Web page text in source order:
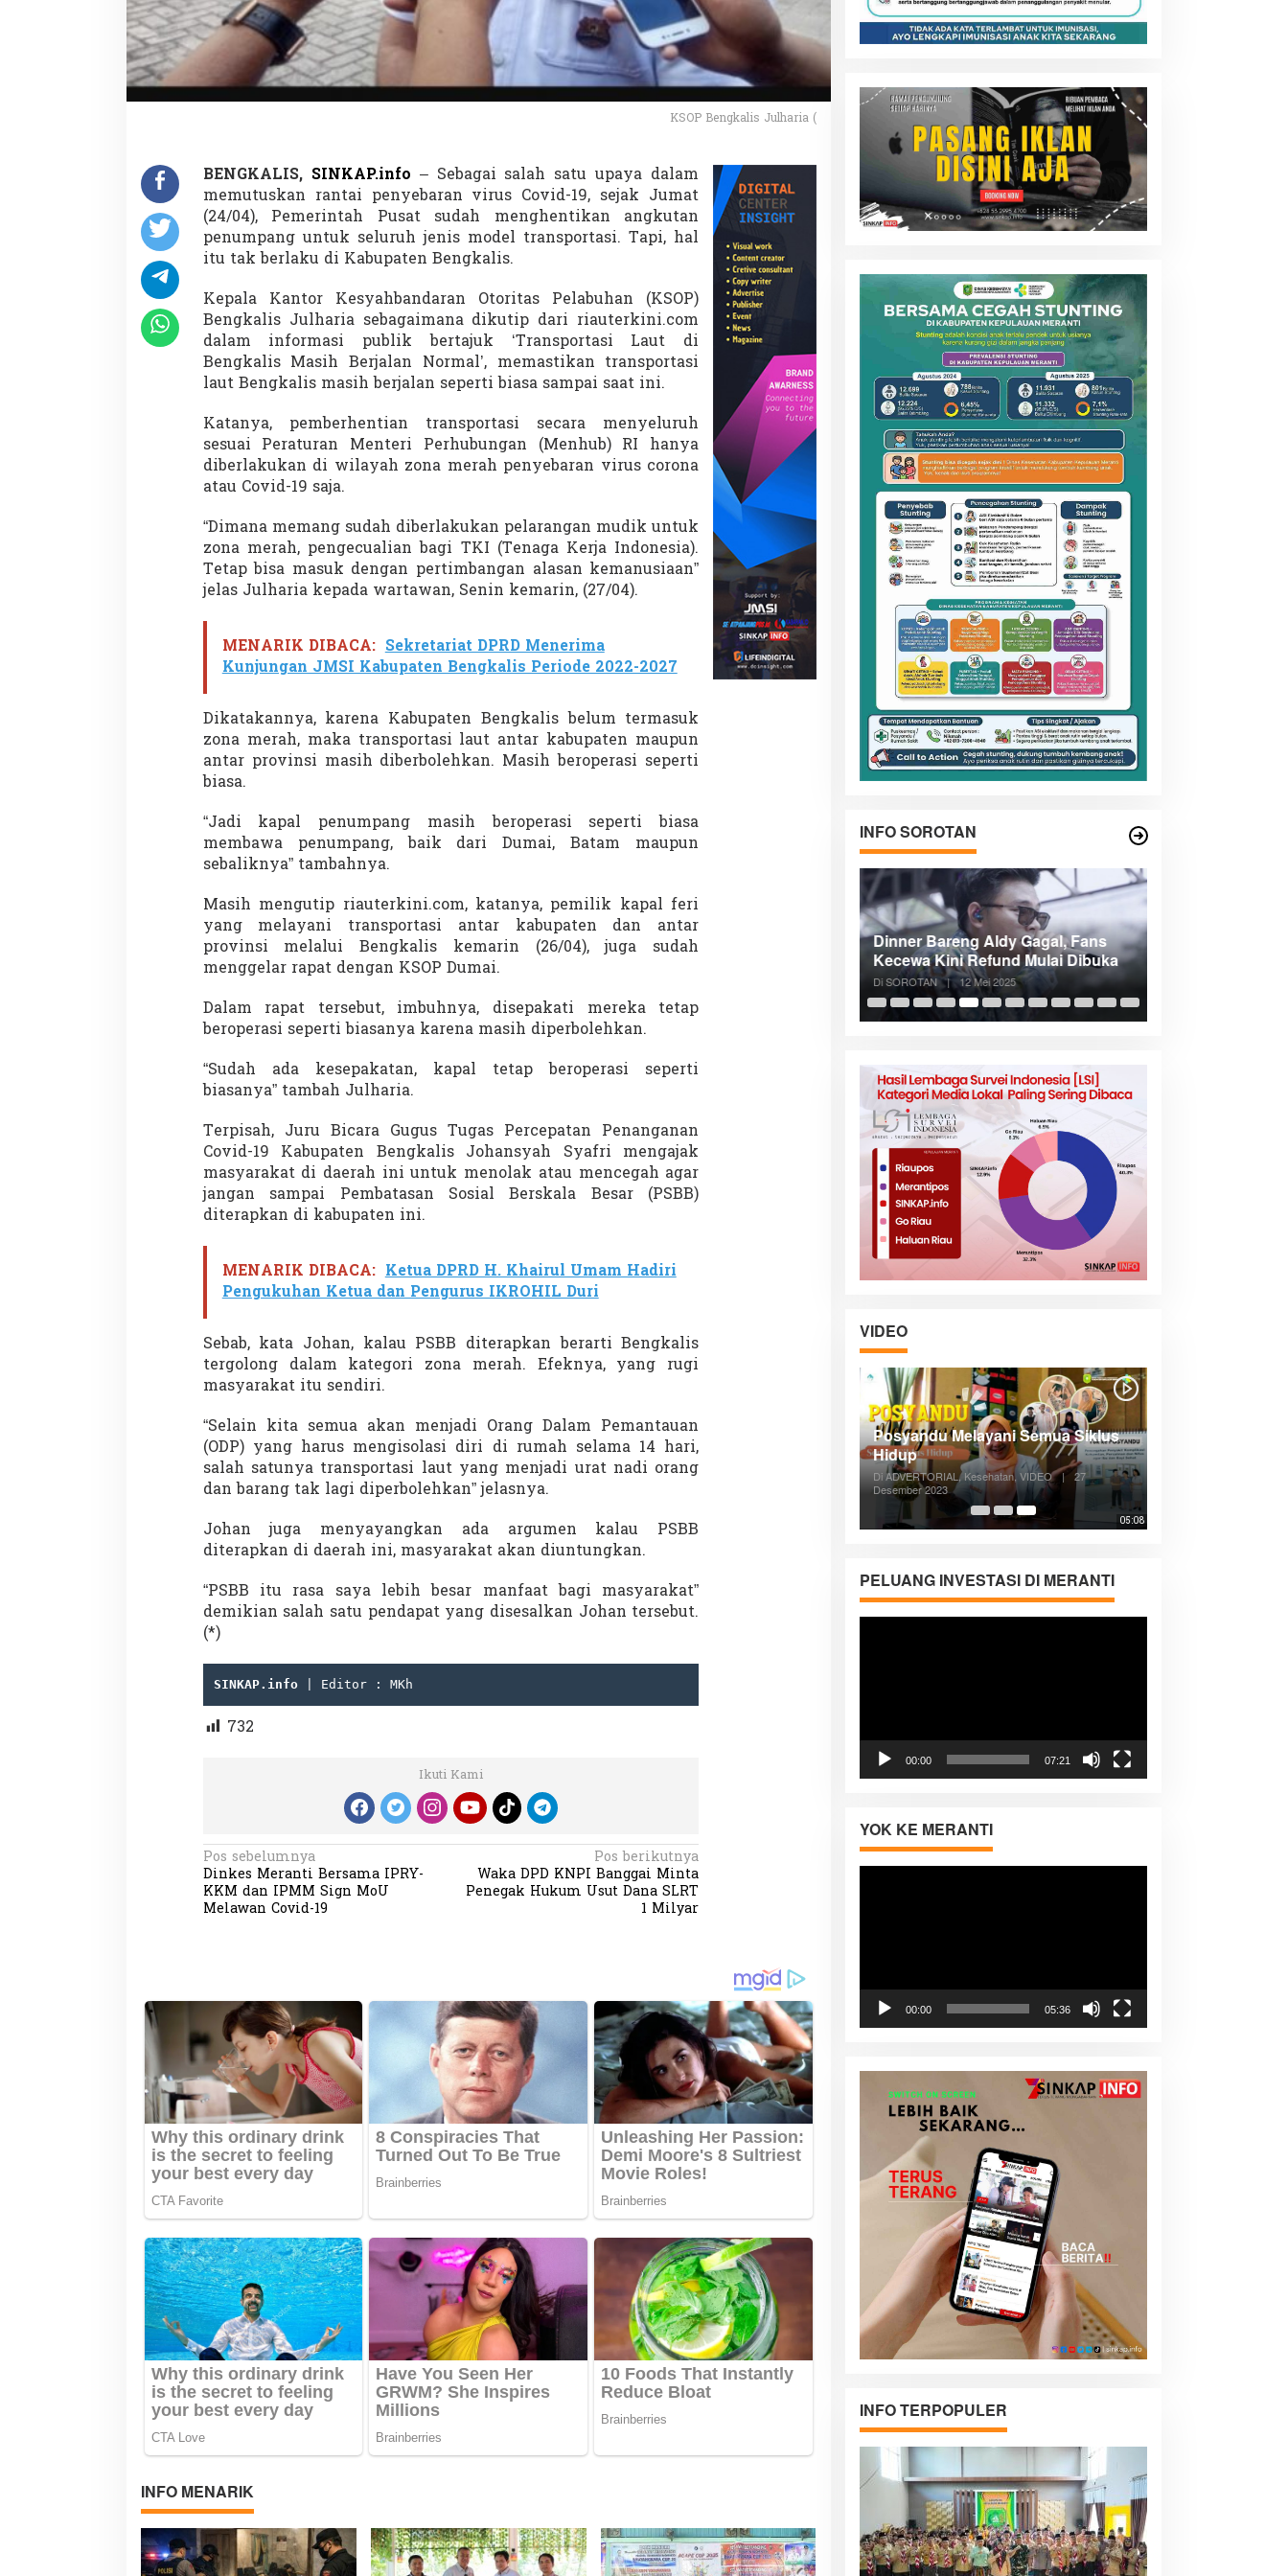
r
t
a
s
L
s
i
B
e
j
a
S
t
i
a
a
KSOP Bengkalis Julharia (
BENGKALIS, SINKAP.info – Sebagai salah satu upaya dalam
memutuskan rantai penyebaran virus Covid-19, sejak Jumat
(24/04), Pemerintah Pusat sudah menghentikan angkutan
penumpang untuk seluruh jenis model transportasi. Tapi, hal
itu tak berlaku di Kabupaten Bengkalis.
Kepala Kantor Kesyahbandaran Otoritas Pelabuhan (KSOP)
Bengkalis Julharia sebagaimana dikutip dari riauterkini.com
dalam informasi publik bertajuk ‘Transportasi Laut di
Bengkalis Masih Berjalan Normal’, memastikan transportasi
laut Bengkalis masih berjalan seperti biasa sampai saat ini.
Katanya, pemberhentian transportasi secara menyeluruh
sesuai Peraturan Menteri Perhubungan (Menhub) RI hanya
diberlakukan di wilayah zona merah penyebaran virus corona
atau Covid-19 saja.
“Dimana memang sudah diberlakukan pelarangan mudik untuk
zona merah, pengecualian bagi TKI (Tenaga Kerja Indonesia).
Tetap bisa masuk dengan pertimbangan alasan kemanusiaan”
jelas Julharia kepada wartawan, Senin kemarin, (27/04).
MENARIK DIBACA: Sekretariat DPRD Menerima
Kunjungan JMSI Kabupaten Bengkalis Periode 2022-2027
Dikatakannya, karena Kabupaten Bengkalis belum termasuk
zona merah, maka transportasi laut antar kabupaten maupun
antar provinsi masih diberbolehkan. Masih beroperasi seperti
biasa.
“Jadi kapal penumpang masih beroperasi seperti biasa
membawa penumpang, baik dari Dumai, Batam maupun
sebaliknya” tambahnya.
Masih mengutip riauterkini.com, katanya, pemilik kapal feri
yang melayani transportasi antar kabupaten dan antar
provinsi melalui Bengkalis kemarin (26/04), juga sudah
menggelar rapat dengan KSOP Dumai.
Dalam rapat tersebut, imbuhnya, disepakati mereka tetap
beroperasi seperti biasanya karena masih diperbolehkan.
“Sudah ada kesepakatan, kapal tetap beroperasi seperti
biasanya” tambah Julharia.
Terpisah, Juru Bicara Gugus Tugas Percepatan Penanganan
Covid-19 Kabupaten Bengkalis Johansyah Syafri mengajak
masyarakat di daerah ini untuk menolak atau mencegah agar
jangan sampai Pembatasan Sosial Berskala Besar (PSBB)
diterapkan di kabupaten ini.
MENARIK DIBACA: Ketua DPRD H. Khairul Umam Hadiri
Pengukuhan Ketua dan Pengurus IKROHIL Duri
Sebab, kata Johan, kalau PSBB diterapkan berarti Bengkalis
tergolong dalam kategori zona merah. Efeknya, yang rugi
masyarakat itu sendiri.
“Selain kita semua akan menjadi Orang Dalam Pemantauan
(ODP) yang harus mengisolasi diri di rumah selama 14 hari,
salah satunya transportasi laut yang menjadi urat nadi orang
dan barang tak lagi diperbolehkan” jelasnya.
Johan juga menyayangkan ada argumen kalau PSBB
diterapkan di daerah ini, masyarakat akan diuntungkan.
“PSBB itu rasa saya lebih besar manfaat bagi masyarakat”
demikian salah satu pendapat yang disesalkan Johan tersebut.
(*)
SINKAP.info | Editor : MKh
732
Ikuti Kami
N
a
v
a
s
i
p
o
s
Pos sebelumnya
Dinkes Meranti Bersama IPRY-
KKM dan IPMM Sign MoU
Melawan Covid-19
Pos berikutnya
Waka DPD KNPI Banggai Minta
Penegak Hukum Usut Dana SLRT
1 Milyar
INFO MENARIK
INFO SOROTAN
Demonstrasi Gen-Z Guncang
Nepal, PM Mundur Mendadak
Setelah Gedung Parlemen Dibakar
Menteri Nusron: Patok Batas Tanah
Cegah Konflik dan Dukung
Penataan Ruang
Rekognisi Sejarah Kerajaan Siak
dan Harapan Daerah Istimewa Riau
Dinner Bareng Aldy Gagal, Fans
Kecewa Kini Refund Mulai Dibuka
Di SOROTAN | 12 Mei 2025
VIDEO
Partisipasi Pemuda dalam
Pelayanan Sukarela Internasional
Diadakan di Nanjing
Di GLOBAL, VIDEO | 18 Januari 2024
Eksplore Meranti – Yok ke Meranti
Di Budaya, NASIONAL, VIDEO, Wisata
05:08
Posyandu Melayani Semua Siklus
Hidup
Di ADVERTORIAL, Kesehatan, VIDEO |
27
Desember 2023
PELUANG INVESTASI DI MERANTI
00:00 07:21
YOK KE MERANTI
00:00 05:36
INFO TERPOPULER